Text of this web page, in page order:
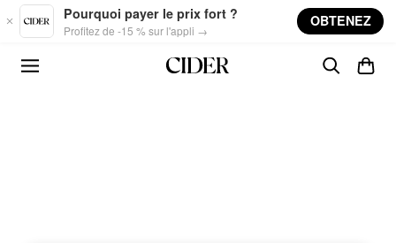
Skip to main content
Pourquoi payer le prix fort ?
Profitez de -15 % sur l'appli →
OBTENEZ